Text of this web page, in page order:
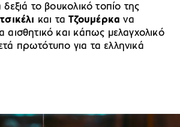
το βουκολικό τοπίο της
και ταΤζουμέρκανα
αισθητικό και κάπως μελαγχολικό
πρωτότυπο για τα ελληνικά